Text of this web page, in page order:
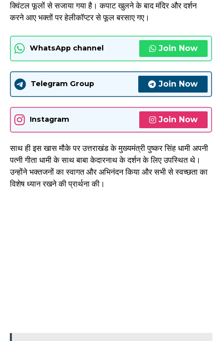
क्विंटल फूलों से सजाया गया है। कपाट खुलने के बाद मंदिर और दर्शन
करने आए भक्तों पर हेलीकॉप्टर से फूल बरसाए गए।
WhatsApp channel Join Now
Telegram Group Join Now
Instagram Join Now
साथ ही इस खास मौके पर उत्तराखंड के मुख्यमंत्री पुष्कर सिंह धामी अपनी
पत्नी गीता धामी के साथ बाबा केदारनाथ के दर्शन के लिए उपस्थित थे।
उन्होंने भक्तजनों का स्वागत और अभिनंदन किया और सभी से स्वच्छता का
विशेष ध्यान रखने की प्रार्थना की।